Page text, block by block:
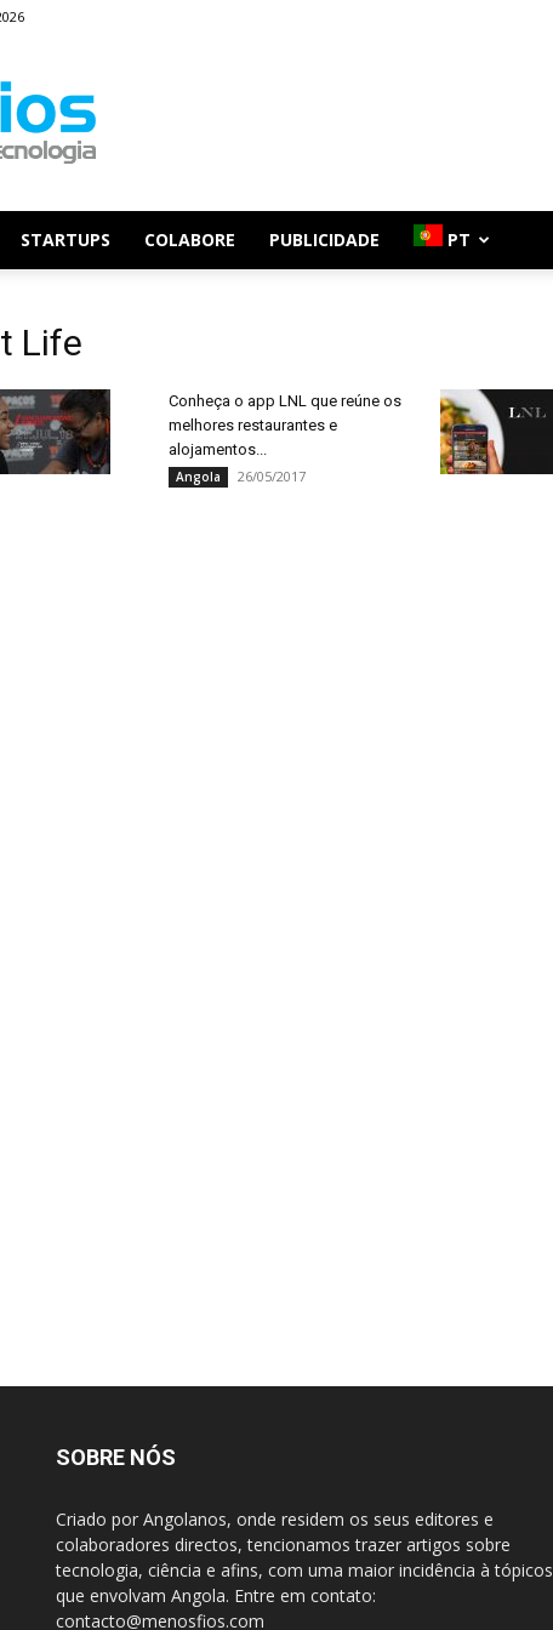
STARTUPS COLABORE PUBLICIDADE PT
Life
Conheça o app LNL que reúne os
melhores restaurantes e
alojamentos...
Angola 26/05/2017
SOBRE NÓS
Criado por Angolanos, onde residem os seus editores e
colaboradores directos, tencionamos trazer artigos sobre
tecnologia, ciência e afins, com uma maior incidência à tópicos
que envolvam Angola. Entre em contato:
contacto@menosfios.com